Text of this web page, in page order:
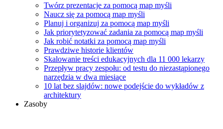
Twórz prezentacje za pomocą map myśli
Naucz się za pomocą map myśli
Planuj i organizuj za pomocą map myśli
Jak priorytetyzować zadania za pomocą map myśli
Jak robić notatki za pomocą map myśli
Prawdziwe historie klientów
Skalowanie treści edukacyjnych dla 11 000 lekarzy
Przepływ pracy zespołu: od testu do niezastąpionego
narzędzia w dwa miesiące
10 lat bez slajdów: nowe podejście do wykładów z
architektury
Zasoby